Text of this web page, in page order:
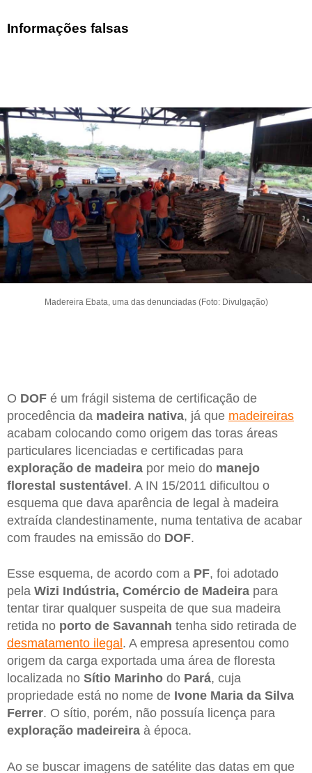
Informações falsas
Madereira Ebata, uma das denunciadas (Foto: Divulgação)
O DOF é um frágil sistema de certificação de
procedência da madeira nativa, já que madeireiras
acabam colocando como origem das toras áreas
particulares licenciadas e certificadas para
exploração de madeira por meio do manejo
florestal sustentável. A IN 15/2011 dificultou o
esquema que dava aparência de legal à madeira
extraída clandestinamente, numa tentativa de acabar
com fraudes na emissão do DOF.
Esse esquema, de acordo com a PF, foi adotado
pela Wizi Indústria, Comércio de Madeira para
tentar tirar qualquer suspeita de que sua madeira
retida no porto de Savannah tenha sido retirada de
desmatamento ilegal . A empresa apresentou como
origem da carga exportada uma área de floresta
localizada no Sítio Marinho do Pará, cuja
propriedade está no nome de Ivone Maria da Silva
Ferrer. O sítio, porém, não possuía licença para
exploração madeireira à época.
Ao se buscar imagens de satélite das datas em que